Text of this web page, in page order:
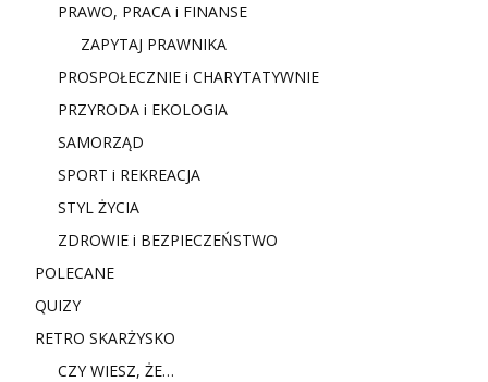
PRAWO, PRACA i FINANSE
ZAPYTAJ PRAWNIKA
PROSPOŁECZNIE i CHARYTATYWNIE
PRZYRODA i EKOLOGIA
SAMORZĄD
SPORT i REKREACJA
STYL ŻYCIA
ZDROWIE i BEZPIECZEŃSTWO
POLECANE
QUIZY
RETRO SKARŻYSKO
CZY WIESZ, ŻE…